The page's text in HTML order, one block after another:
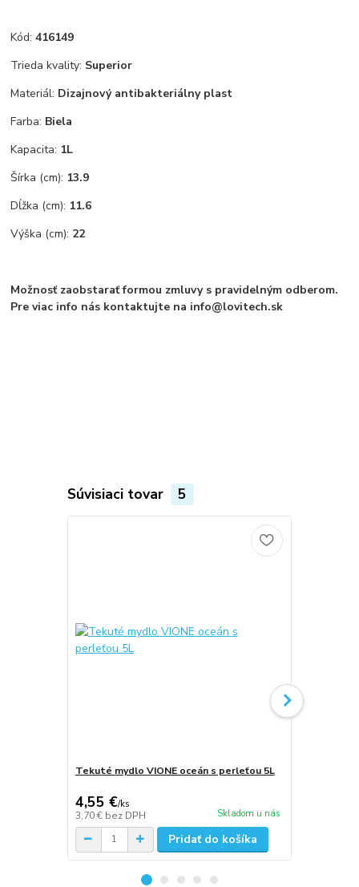
Kód:416149
Trieda kvality: Superior
Materiál: Dizajnový antibakteriálny plast
Farba: Biela
Kapacita: 1L
Šírka (cm): 13.9
Dĺžka (cm): 11.6
Výška (cm): 22
Možnosť zaobstarať formou zmluvy s pravidelným odberom.
Pre viac info nás kontaktujte na info@lovitech.sk
Súvisiaci tovar 5
Tekuté mydlo VIONE oceán s perleťou 5L
4,55 €/ks
3,70 € bez DPH Skladom u nás
Pridať do košíka